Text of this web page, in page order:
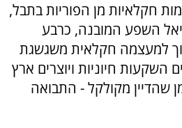
חקלאיות מן הפוריות בתבל,
השפע המובנה, כרבע
למעצמה חקלאית משגשגת
חיוניות ויוצרים ארץ
שהדיין מקולקל - התבואה